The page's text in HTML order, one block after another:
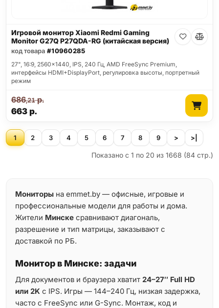
Игровой монитор Xiaomi Redmi Gaming
Monitor G27Q P27QDA-RG (китайская версия)
код товара #10960285
27", 16:9, 2560x1440, IPS, 240 Гц, AMD FreeSync Premium,
интерфейсы HDMI+DisplayPort, регулировка высоты, портретный
режим
663р.
686,21р.
1 2 3 4 5 6 7 8 9 > >|
Показано с 1 по 20 из 1668 (84 стр.)
Мониторы на emmet.by — офисные, игровые и
профессиональные модели для работы и дома.
Жители Минске сравнивают диагональ,
разрешение и тип матрицы, заказывают с
доставкой по РБ.
Монитор в Минске: задачи
Для документов и браузера хватит 24–27″ Full HD
или 2K с IPS. Игры — 144–240 Гц, низкая задержка,
часто с FreeSync или G-Sync. Монтаж, код и